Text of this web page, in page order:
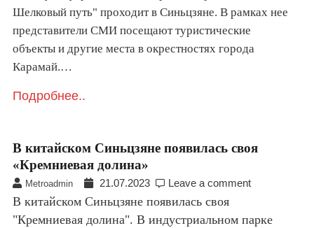
Шелковый путь" проходит в Синьцзяне. В рамках нее
представители СМИ посещают туристические
объекты и другие места в окрестностях города
Карамай.…
Подробнее..
В китайском Синьцзяне появилась своя
«Кремниевая долина»
Metroadmin 21.07.2023 Leave a comment
В китайском Синьцзяне появилась своя
"Кремниевая долина". В индустриальном парке